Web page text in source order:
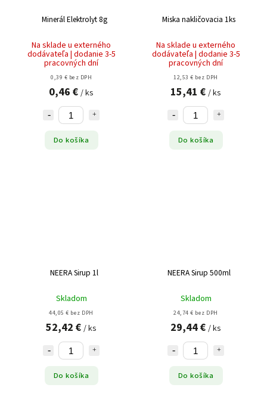
Minerál Elektrolyt 8g
Na sklade u externého
dodávateľa | dodanie 3-5
pracovných dní
0,39 € bez DPH
0,46 € / ks
Do košíka
Miska nakličovacia 1ks
Na sklade u externého
dodávateľa | dodanie 3-5
pracovných dní
12,53 € bez DPH
15,41 € / ks
Do košíka
NEERA Sirup 1l
Skladom
44,05 € bez DPH
52,42 € / ks
Do košíka
NEERA Sirup 500ml
Skladom
24,74 € bez DPH
29,44 € / ks
Do košíka